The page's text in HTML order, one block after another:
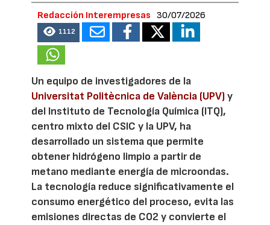
Redacción Interempresas 30/07/2026
1112
Un equipo de investigadores de la
Universitat Politècnica de València (UPV)y
del Instituto de Tecnología Química (ITQ),
centro mixto del CSIC y la UPV, ha
desarrollado un sistema que permite
obtener hidrógeno limpio a partir de
metano mediante energía de microondas.
La tecnología reduce significativamente el
consumo energético del proceso, evita las
emisiones directas de CO2 y convierte el